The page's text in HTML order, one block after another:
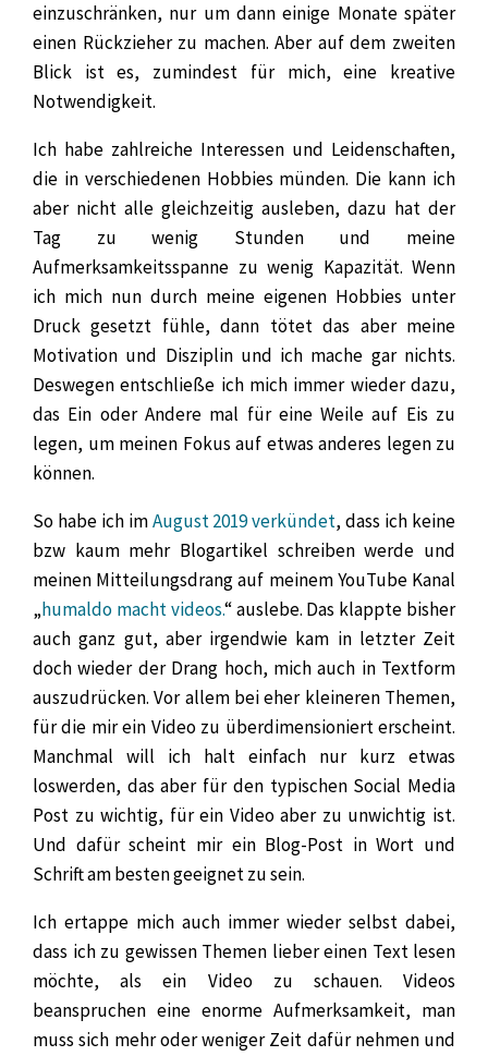
einzuschränken, nur um dann einige Monate später
einen Rückzieher zu machen. Aber auf dem zweiten
Blick ist es, zumindest für mich, eine kreative
Notwendigkeit.
Ich habe zahlreiche Interessen und Leidenschaften,
die in verschiedenen Hobbies münden. Die kann ich
aber nicht alle gleichzeitig ausleben, dazu hat der
Tag zu wenig Stunden und meine
Aufmerksamkeitsspanne zu wenig Kapazität. Wenn
ich mich nun durch meine eigenen Hobbies unter
Druck gesetzt fühle, dann tötet das aber meine
Motivation und Disziplin und ich mache gar nichts.
Deswegen entschließe ich mich immer wieder dazu,
das Ein oder Andere mal für eine Weile auf Eis zu
legen, um meinen Fokus auf etwas anderes legen zu
können.
So habe ich imAugust 2019 verkündet, dass ich keine
bzw kaum mehr Blogartikel schreiben werde und
meinen Mitteilungsdrang auf meinem YouTube Kanal
„humaldo macht videos.“ auslebe. Das klappte bisher
auch ganz gut, aber irgendwie kam in letzter Zeit
doch wieder der Drang hoch, mich auch in Textform
auszudrücken. Vor allem bei eher kleineren Themen,
für die mir ein Video zu überdimensioniert erscheint.
Manchmal will ich halt einfach nur kurz etwas
loswerden, das aber für den typischen Social Media
Post zu wichtig, für ein Video aber zu unwichtig ist.
Und dafür scheint mir ein Blog-Post in Wort und
Schrift am besten geeignet zu sein.
Ich ertappe mich auch immer wieder selbst dabei,
dass ich zu gewissen Themen lieber einen Text lesen
möchte, als ein Video zu schauen. Videos
beanspruchen eine enorme Aufmerksamkeit, man
muss sich mehr oder weniger Zeit dafür nehmen und